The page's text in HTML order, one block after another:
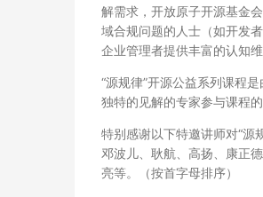
解需求，开放原子开源基金
域合规问题的人士（如开发
企业管理者提供丰富的认知维
“源规律”开源公益系列课程
独特的见解的专家参与课程
特别感谢以下特邀讲师对“源
邓波儿、耿航、高扬、康正
亮等。（按首字母排序）